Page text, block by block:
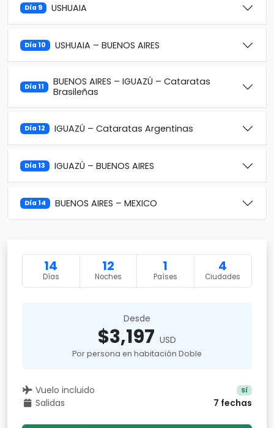
Día 9 USHUAIA
Día 10 USHUAIA – BUENOS AIRES
Día 11
BUENOS AIRES – IGUAZÚ – Cataratas
Brasileñas
Día 12 IGUAZÚ – Cataratas Argentinas
Día 13 IGUAZÚ – BUENOS AIRES
Día 14 BUENOS AIRES – MEXICO
14
Días
12
Noches
1
Países
4
Ciudades
Desde
$3,197 USD
Por persona en habitación Doble
Vuelo incluido Sí
Salidas 7 fechas